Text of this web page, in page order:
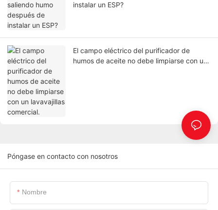
instalar un ESP?
El campo eléctrico del purificador de
humos de aceite no debe limpiarse con un
Póngase en contacto con nosotros
Nombre